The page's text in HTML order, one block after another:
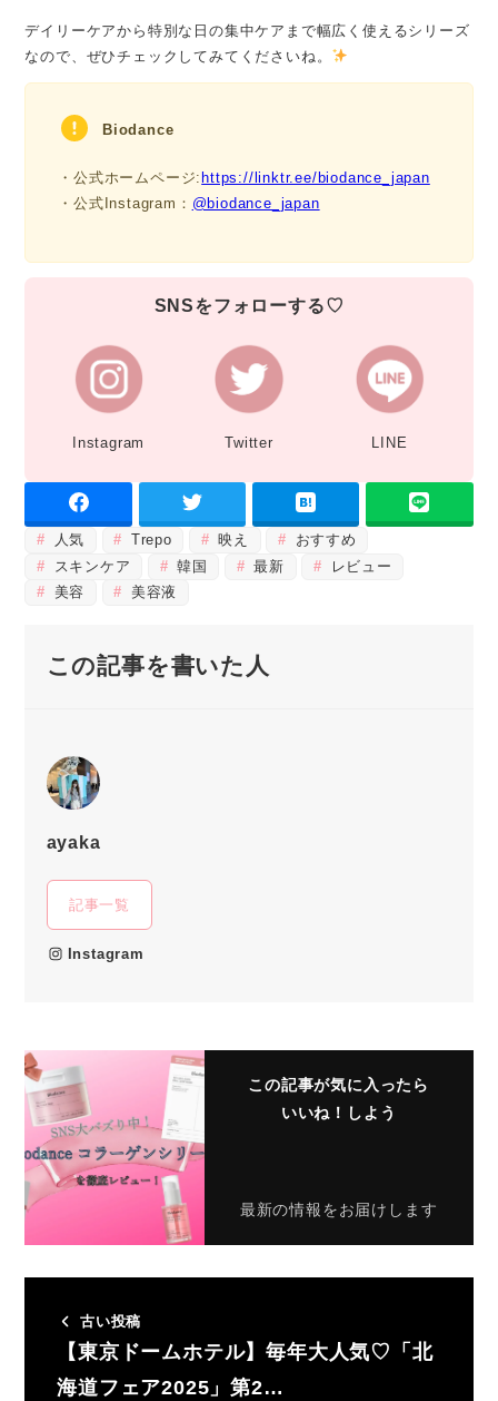
デイリーケアから特別な日の集中ケアまで幅広く使えるシリーズ
なので、ぜひチェックしてみてくださいね。
Biodance
・公式ホームページ:https://linktr.ee/biodance_japan
・公式Instagram： @biodance_japan
SNSをフォローする♡
Instagram Twitter LINE
人気 Trepo 映え
おすすめ
スキンケア
韓国 最新
レビュー
美容
美容液
この記事を書いた人
ayaka
記事一覧
Instagram
この記事が気に入ったら
いいね！しよう
最新の情報をお届けします
古い投稿
【東京ドームホテル】毎年大人気♡「北
海道フェア2025」第2…